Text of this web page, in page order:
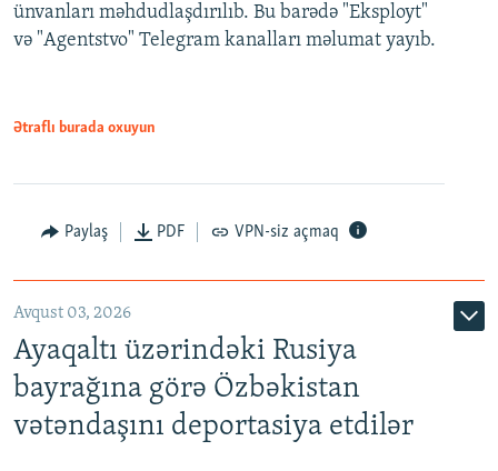
ünvanları məhdudlaşdırılıb. Bu barədə "Eksployt"
və "Agentstvo" Telegram kanalları məlumat yayıb.
Ətraflı burada oxuyun
Paylaş PDF VPN-siz açmaq
Avqust 03, 2026
Ayaqaltı üzərindəki Rusiya
bayrağına görə Özbəkistan
vətəndaşını deportasiya etdilər